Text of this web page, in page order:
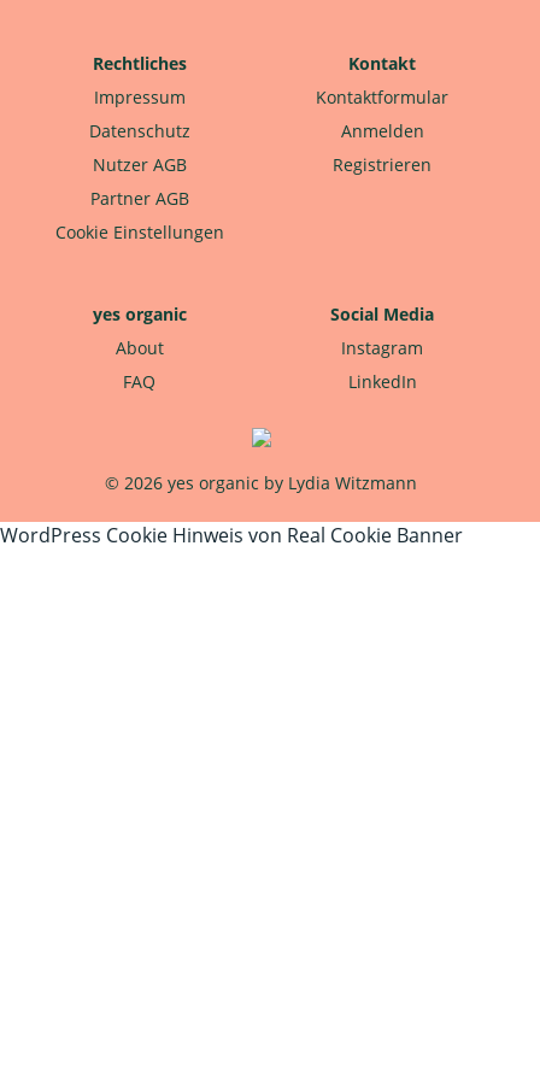
Rechtliches
Impressum
Datenschutz
Nutzer AGB
Partner AGB
Cookie Einstellungen
Kontakt
Kontaktformular
Anmelden
Registrieren
yes organic
About
FAQ
Social Media
Instagram
LinkedIn
© 2026 yes organic by Lydia Witzmann
WordPress Cookie Hinweis von Real Cookie Banner